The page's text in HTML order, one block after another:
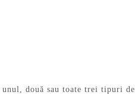
două sau toate trei tipuri de